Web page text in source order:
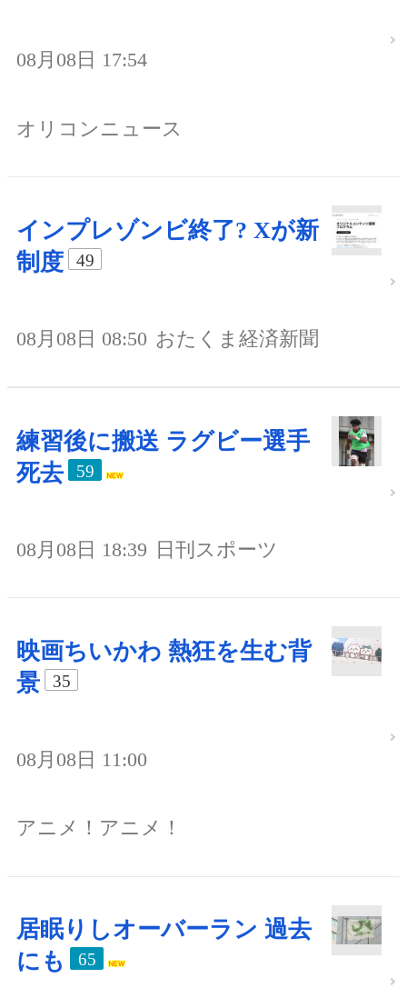
08月08日 17:54
オリコンニュース
インプレゾンビ終了? Xが新
制度
49
08月08日 08:50 おたくま経済新聞
練習後に搬送 ラグビー選手
死去
59
08月08日 18:39 日刊スポーツ
映画ちいかわ 熱狂を生む背
景
35
08月08日 11:00
アニメ！アニメ！
居眠りしオーバーラン 過去
にも
65